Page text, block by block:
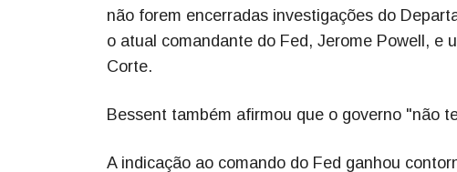
não forem encerradas investigações do
o atual comandante do Fed, Jerome Powell, e
Corte.
Bessent também afirmou que o governo "não
A indicação ao comando do Fed ganhou